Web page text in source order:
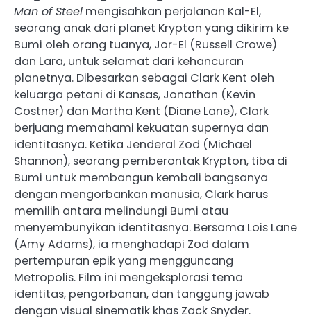
Man of Steel mengisahkan perjalanan Kal-El,
seorang anak dari planet Krypton yang dikirim ke
Bumi oleh orang tuanya, Jor-El (Russell Crowe)
dan Lara, untuk selamat dari kehancuran
planetnya. Dibesarkan sebagai Clark Kent oleh
keluarga petani di Kansas, Jonathan (Kevin
Costner) dan Martha Kent (Diane Lane), Clark
berjuang memahami kekuatan supernya dan
identitasnya. Ketika Jenderal Zod (Michael
Shannon), seorang pemberontak Krypton, tiba di
Bumi untuk membangun kembali bangsanya
dengan mengorbankan manusia, Clark harus
memilih antara melindungi Bumi atau
menyembunyikan identitasnya. Bersama Lois Lane
(Amy Adams), ia menghadapi Zod dalam
pertempuran epik yang mengguncang
Metropolis. Film ini mengeksplorasi tema
identitas, pengorbanan, dan tanggung jawab
dengan visual sinematik khas Zack Snyder.